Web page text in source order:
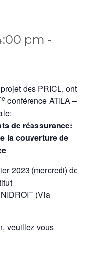
pm -
des PRICL, ont
conférence ATILA –
de réassurance:
la couverture de
2023 (mercredi) de
(Via
veuillez vous